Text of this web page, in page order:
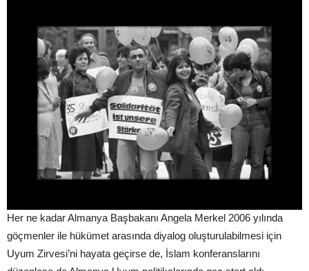
Her ne kadar Almanya Başbakanı Angela Merkel 2006 yılında
göçmenler ile hükümet arasında diyalog oluşturulabilmesi için
Uyum Zirvesi’ni hayata geçirse de, İslam konferanslarını